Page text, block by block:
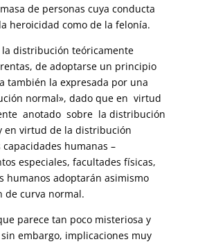
de personas cuya conducta
heroicidad como de la felonía.
la distribución teóricamente
de adoptarse un principio
también la expresada por una
normal», dado que en virtud
anotado sobre la distribución
en virtud de la distribu­ción
humanas –
espe­ciales, facultades físicas,
humanos adoptarán asi­mismo
de curva normal.
parece tan poco misteriosa y
embargo, implicaciones muy